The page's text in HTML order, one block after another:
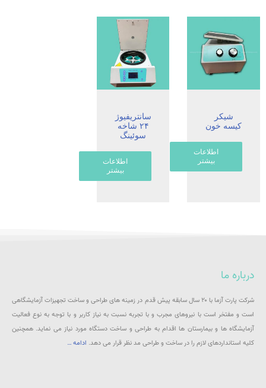
شیکر
کیسه خون
اطلاعات
بیشتر
سانتریفیوژ
۲۴ شاخه
سوئینگ
اطلاعات
بیشتر
درباره ما
شرکت پارت آزما با ۲۰ سال سابقه پیش قدم در زمینه های طراحی و ساخت تجهیزات آزمایشگاهی
است و مفتخر است با نیروهای مجرب و با تجربه نسبت به نیاز کاربر و با توجه به نوع فعالیت
آزمایشگاه ها و بیمارستان ها اقدام به طراحی و ساخت دستگاه مورد نیاز می نماید. همچنین
کلیه استانداردهای لازم را در ساخت و طراحی مد نظر قرار می دهد.ادامه …